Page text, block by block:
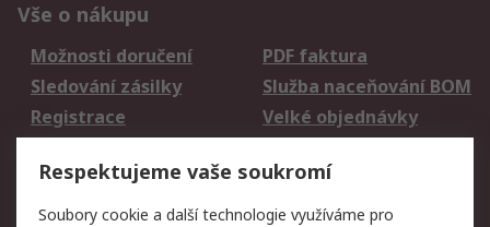
Vše o nákupu
Možnosti doručení
PDF faktura
Sledování zásilky
Služba naceňování BOM
Registrace
Velké objednávky
Právní
Respektujeme vaše soukromí
Soubory cookie a další technologie využíváme pro